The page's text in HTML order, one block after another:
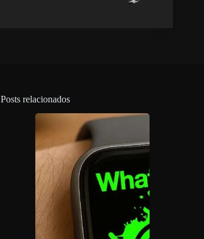
Posts relacionados